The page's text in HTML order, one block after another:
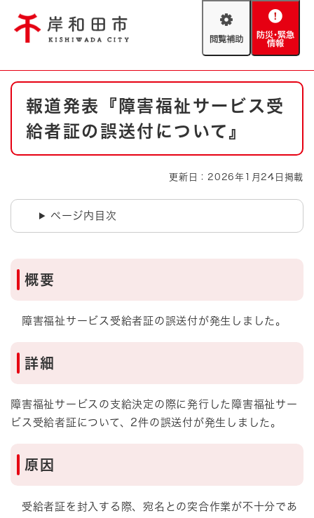
閲
助
防
緊
情
やさしい日本語
防災・緊急情報 救急・消防
ハザードマップ AED設置箇所
本
報道発表『障害福祉サービス受
給者証の誤送付について』
更新日：2026年1月24日掲載
ページ内目次
概要
障害福祉サービス受給者証の誤送付が発生しました。
詳細
障害福祉サービスの支給決定の際に発行した障害福祉サー
ビス受給者証について、2件の誤送付が発生しました。
原因
受給者証を封入する際、宛名との突合作業が不十分であ